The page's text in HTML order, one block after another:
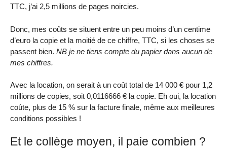
TTC, j’ai 2,5 millions de pages noircies.
Donc, mes coûts se situent entre un peu moins d’un centime
d’euro la copie et la moitié de ce chiffre, TTC, si les choses se
passent bien. NB je ne tiens compte du papier dans aucun de
mes chiffres.
Avec la location, on serait à un coût total de 14 000 € pour 1,2
millions de copies, soit 0,0116666 € la copie. Eh oui, la location
coûte, plus de 15 % sur la facture finale, même aux meilleures
conditions possibles !
Et le collège moyen, il paie combien ?